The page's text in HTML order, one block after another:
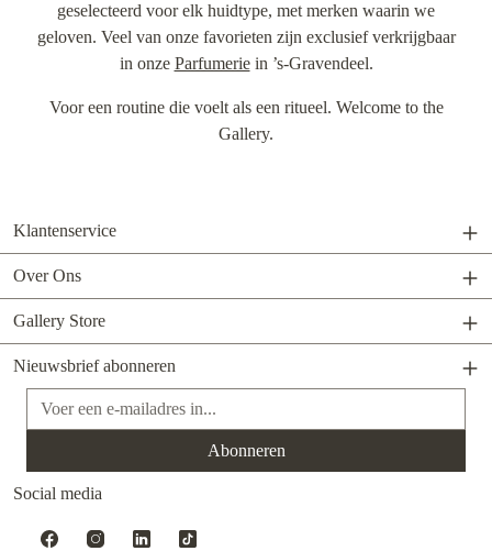
geselecteerd voor elk huidtype, met merken waarin we
geloven. Veel van onze favorieten zijn exclusief verkrijgbaar
in onze Parfumeriein ’s-Gravendeel.
Voor een routine die voelt als een ritueel. Welcome to the
Gallery.
Klantenservice
Over Ons
Gallery Store
Nieuwsbrief abonneren
E-mailadres*
Abonneren
Social media